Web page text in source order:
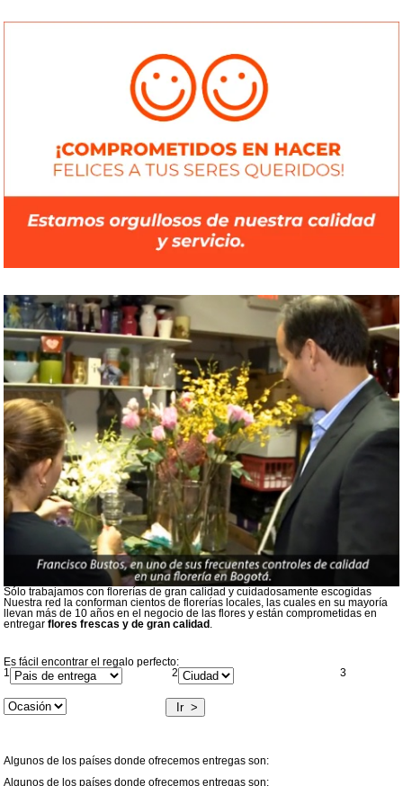
Sólo trabajamos con florerías de gran calidad y cuidadosamente escogidas
Nuestra red la conforman cientos de florerías locales, las cuales en su mayoría
llevan más de 10 años en el negocio de las flores y están comprometidas en
entregar flores frescas y de gran calidad .
Es fácil encontrar el regalo perfecto:
1
2 3
Ir >
Algunos de los países donde ofrecemos entregas son:
Algunos de los países donde ofrecemos entregas son: